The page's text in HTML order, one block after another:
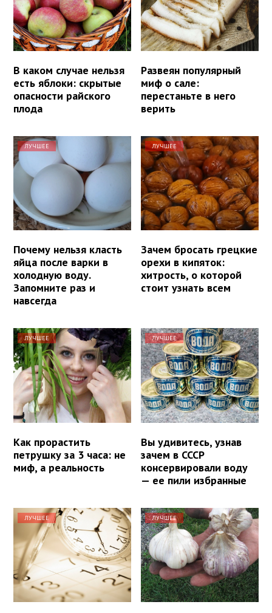
В каком случае нельзя
есть яблоки: скрытые
опасности райского
плода
Развеян популярный
миф о сале:
перестаньте в него
верить
ЛУЧШЕЕ
Почему нельзя класть
яйца после варки в
холодную воду.
Запомните раз и
навсегда
ЛУЧШЕЕ
Зачем бросать грецкие
орехи в кипяток:
хитрость, о которой
стоит узнать всем
ЛУЧШЕЕ
Как прорастить
петрушку за 3 часа: не
миф, а реальность
ЛУЧШЕЕ
Вы удивитесь, узнав
зачем в СССР
консервировали воду
— ее пили избранные
ЛУЧШЕЕ ЛУЧШЕЕ